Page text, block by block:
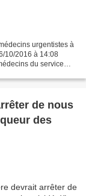
urgentistes à
10/2016 à 14:08
du service
de nous
des